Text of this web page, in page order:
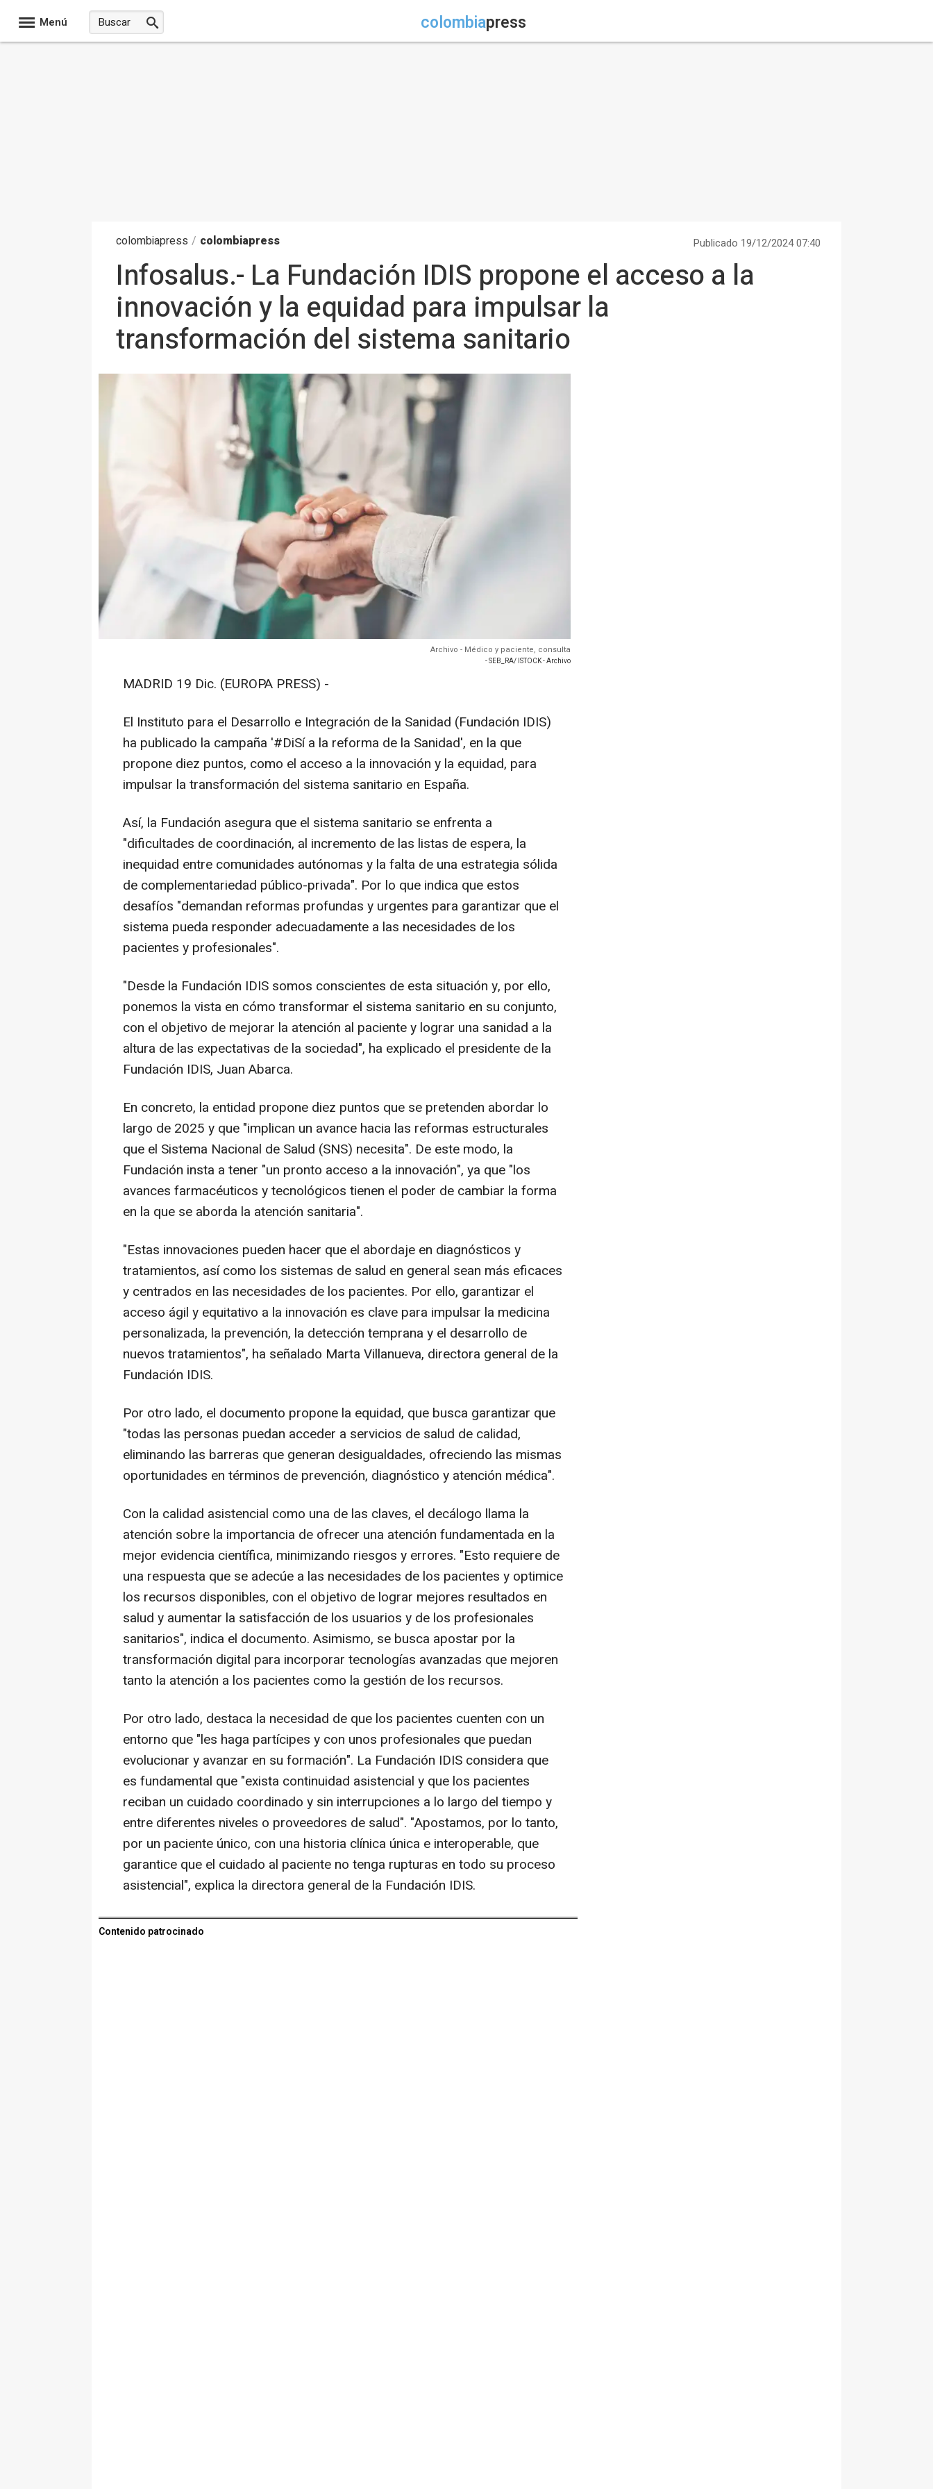
Menú colombiapress
colombiapress / colombiapress Publicado 19/12/2024 07:40
Infosalus.- La Fundación IDIS propone el acceso a la
innovación y la equidad para impulsar la
transformación del sistema sanitario
Archivo - Médico y paciente, consulta
- SEB_RA/ ISTOCK - Archivo
MADRID 19 Dic. (EUROPA PRESS) -
El Instituto para el Desarrollo e Integración de la Sanidad (Fundación IDIS)
ha publicado la campaña '#DiSí a la reforma de la Sanidad', en la que
propone diez puntos, como el acceso a la innovación y la equidad, para
impulsar la transformación del sistema sanitario en España.
Así, la Fundación asegura que el sistema sanitario se enfrenta a
"dificultades de coordinación, al incremento de las listas de espera, la
inequidad entre comunidades autónomas y la falta de una estrategia sólida
de complementariedad público-privada". Por lo que indica que estos
desafíos "demandan reformas profundas y urgentes para garantizar que el
sistema pueda responder adecuadamente a las necesidades de los
pacientes y profesionales".
"Desde la Fundación IDIS somos conscientes de esta situación y, por ello,
ponemos la vista en cómo transformar el sistema sanitario en su conjunto,
con el objetivo de mejorar la atención al paciente y lograr una sanidad a la
altura de las expectativas de la sociedad", ha explicado el presidente de la
Fundación IDIS, Juan Abarca.
En concreto, la entidad propone diez puntos que se pretenden abordar lo
largo de 2025 y que "implican un avance hacia las reformas estructurales
que el Sistema Nacional de Salud (SNS) necesita". De este modo, la
Fundación insta a tener "un pronto acceso a la innovación", ya que "los
avances farmacéuticos y tecnológicos tienen el poder de cambiar la forma
en la que se aborda la atención sanitaria".
"Estas innovaciones pueden hacer que el abordaje en diagnósticos y
tratamientos, así como los sistemas de salud en general sean más eficaces
y centrados en las necesidades de los pacientes. Por ello, garantizar el
acceso ágil y equitativo a la innovación es clave para impulsar la medicina
personalizada, la prevención, la detección temprana y el desarrollo de
nuevos tratamientos", ha señalado Marta Villanueva, directora general de la
Fundación IDIS.
Por otro lado, el documento propone la equidad, que busca garantizar que
"todas las personas puedan acceder a servicios de salud de calidad,
eliminando las barreras que generan desigualdades, ofreciendo las mismas
oportunidades en términos de prevención, diagnóstico y atención médica".
Con la calidad asistencial como una de las claves, el decálogo llama la
atención sobre la importancia de ofrecer una atención fundamentada en la
mejor evidencia científica, minimizando riesgos y errores. "Esto requiere de
una respuesta que se adecúe a las necesidades de los pacientes y optimice
los recursos disponibles, con el objetivo de lograr mejores resultados en
salud y aumentar la satisfacción de los usuarios y de los profesionales
sanitarios", indica el documento. Asimismo, se busca apostar por la
transformación digital para incorporar tecnologías avanzadas que mejoren
tanto la atención a los pacientes como la gestión de los recursos.
Por otro lado, destaca la necesidad de que los pacientes cuenten con un
entorno que "les haga partícipes y con unos profesionales que puedan
evolucionar y avanzar en su formación". La Fundación IDIS considera que
es fundamental que "exista continuidad asistencial y que los pacientes
reciban un cuidado coordinado y sin interrupciones a lo largo del tiempo y
entre diferentes niveles o proveedores de salud". "Apostamos, por lo tanto,
por un paciente único, con una historia clínica única e interoperable, que
garantice que el cuidado al paciente no tenga rupturas en todo su proceso
asistencial", explica la directora general de la Fundación IDIS.
Contenido patrocinado